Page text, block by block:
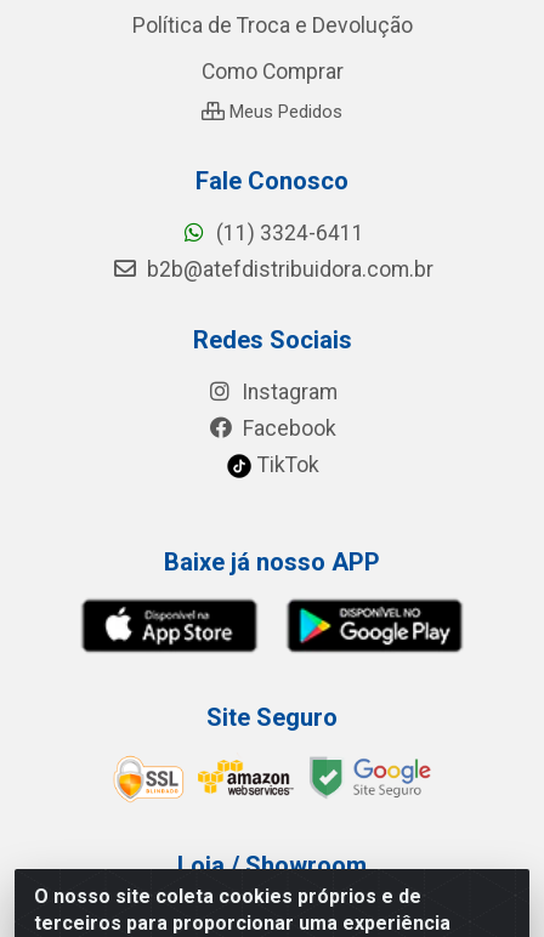
O nosso site coleta cookies próprios e de
terceiros para proporcionar uma experiência
Política de Troca e Devolução
Como Comprar
Meus Pedidos
Fale Conosco
(11) 3324-6411
b2b@atefdistribuidora.com.br
Redes Sociais
Instagram
Facebook
TikTok
Baixe já nosso APP
Site Seguro
Loja / Showroom
Tel.: (11) 3227-0546